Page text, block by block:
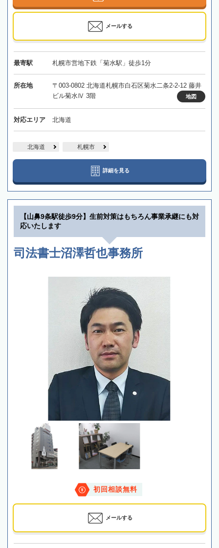
メールする
最寄駅 札幌市営地下鉄「菊水駅」徒歩1分
所在地
〒003-0802 北海道札幌市白石区菊水二条2-2-12 藤井
ビル菊水Ⅳ 3階
地図
対応エリア 北海道
北海道 札幌市
詳細を見る
【山鼻9条駅徒歩9分】生前対策はもちろん事業承継にも対
応いたします
司法書士沼澤哲也事務所
初回相談無料
メールする